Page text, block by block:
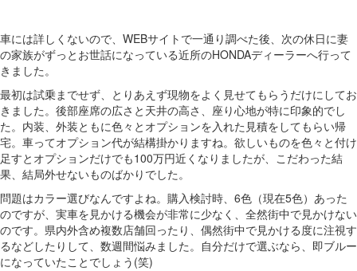
車には詳しくないので、WEBサイトで一通り調べた後、次の休日に妻
の家族がずっとお世話になっている近所のHONDAディーラーへ行って
きました。
最初は試乗までせず、とりあえず現物をよく見せてもらうだけにしてお
きました。後部座席の広さと天井の高さ、座り心地が特に印象的でし
た。内装、外装ともに色々とオプションを入れた見積をしてもらい帰
宅。車ってオプション代が結構掛かりますね。欲しいものを色々と付け
足すとオプションだけでも100万円近くなりましたが、こだわった結
果、結局外せないものばかりでした。
問題はカラー選びなんですよね。購入検討時、6色（現在5色）あった
のですが、実車を見かける機会が非常に少なく、全然街中で見かけない
のです。県内外含め複数店舗回ったり、偶然街中で見かける度に注視す
るなどしたりして、数週間悩みました。自分だけで選ぶなら、即ブルー
になっていたことでしょう(笑)